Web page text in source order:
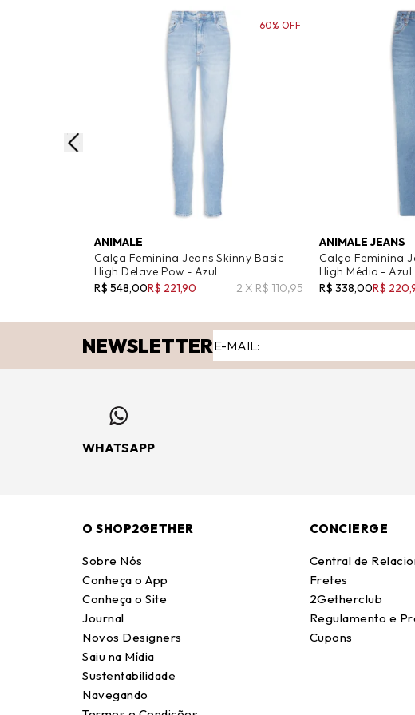
ANIMALE
Calça Feminina Jeans Skinny Basic
High Delave Pow - Azul
R$ 548,00R$ 221,90 2 X R$ 110,95
60% OFF
ANIMALE JEANS
Calça Feminina
High Médio - Azul
R$ 338,00R$
NEWSLETTER
WHATSAPP
O SHOP2GETHER
Sobre Nós
Conheça o App
Conheça o Site
Journal
Novos Designers
Saiu na Mídia
Sustentabilidade
Navegando
CONCIERGE
Central de
Fretes
2Getherclub
Regulamento e
Cupons